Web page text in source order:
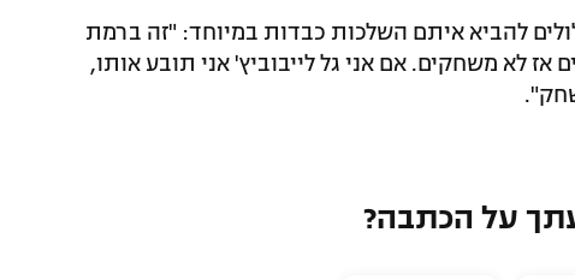
להביא איתם השלכות כבדות במיוחד: "זה ברמת
לא משחקים. אם אני גל לייבוביץ' אני תובע אותו,
על הכתבה?